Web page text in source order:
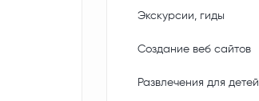
Экскурсии, гиды
Создание веб сайтов
Развлечения для детей